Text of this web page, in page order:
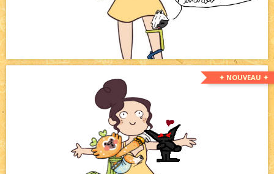
✦ NOUVEAU ✦